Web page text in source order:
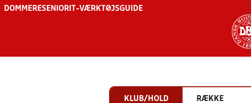
DOMMERESENIOR IT-VÆRKTØJSGUIDE
KLUB/HOLD RÆKKE